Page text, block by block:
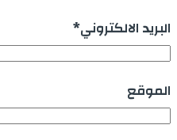
البريد الالكتروني*
الموقع